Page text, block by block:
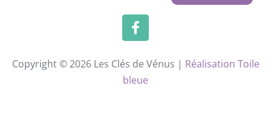
Copyright © 2026 Les Clés de Vénus | Réalisation Toile
bleue